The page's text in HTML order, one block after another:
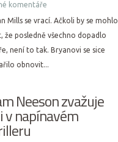
komentáře
Mills se vrací. Ačkoli by se mohlo
že posledně všechno dopadlo
není to tak. Bryanovi se sice
obnovit...
Neeson zvažuje
v napínavém